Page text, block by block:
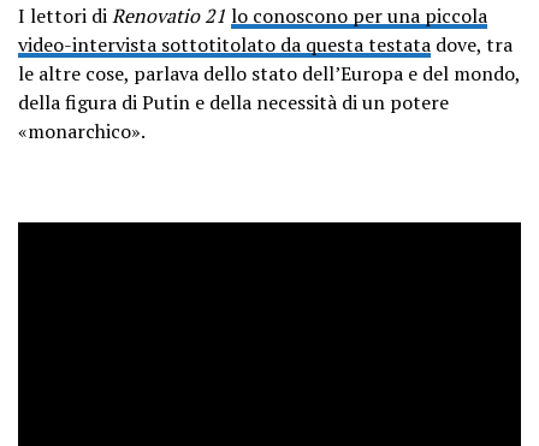
I lettori diRenovatio 21 lo conoscono per una piccola
video-intervista sottotitolato da questa testata dove, tra
le altre cose, parlava dello stato dell’Europa e del mondo,
della figura di Putin e della necessità di un potere
«monarchico».